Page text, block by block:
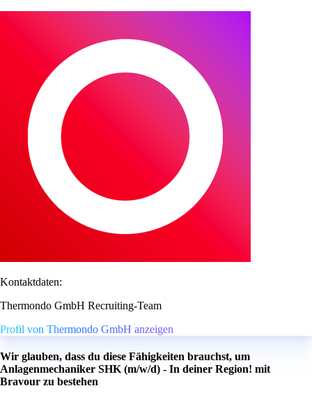
Kontaktdaten:
Thermondo GmbH Recruiting-Team
Profil von Thermondo GmbH anzeigen
Wir glauben, dass du diese Fähigkeiten brauchst, um
Anlagenmechaniker SHK (m/w/d) - In deiner Region! mit
Bravour zu bestehen